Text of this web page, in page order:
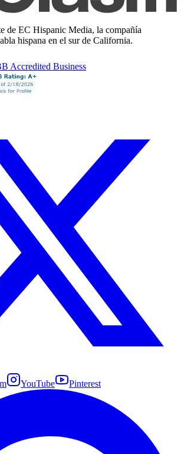
de EC Hispanic Media, la compañía
hispana en el sur de California.
Accredited Business
YouTube Pinterest